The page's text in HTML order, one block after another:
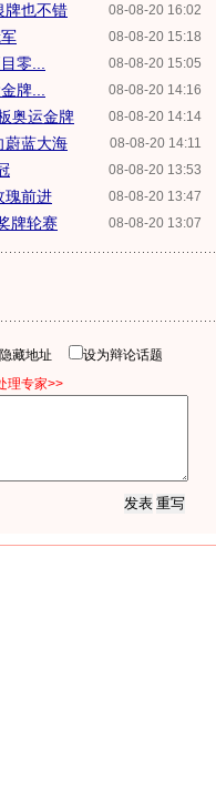
08-08-20 16:02
牌也不错
08-08-20 15:18
08-08-20 15:05
零...
08-08-20 14:16
牌...
08-08-20 14:14
奥运金牌
08-08-20 14:11
蔚蓝大海
08-08-20 13:53
08-08-20 13:47
瑰前进
08-08-20 13:07
牌轮赛
藏地址
设为辩论话题
理专家>>